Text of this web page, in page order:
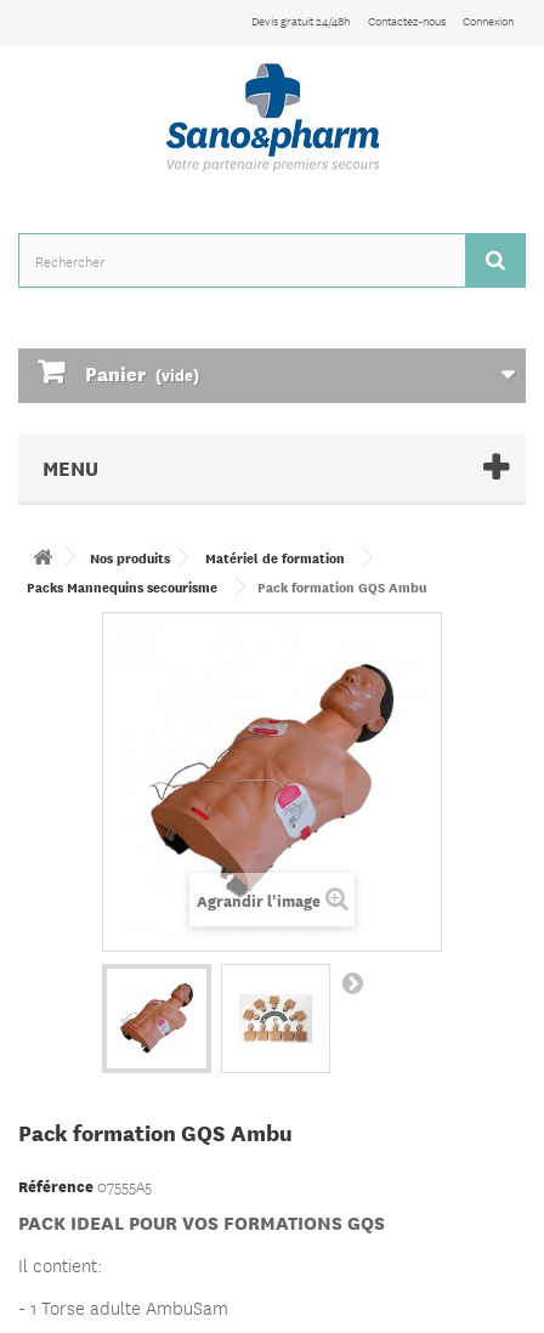
Connexion
Contactez-nous
Devis gratuit 24/48h
Panier (vide)
MENU
Nos produits
Matériel de formation
Packs Mannequins secourisme
Pack formation GQS Ambu
Agrandir l'image
Pack formation GQS Ambu
Référence07555A5
PACK IDEAL POUR VOS FORMATIONS GQS
Il contient:
- 1 Torse adulte AmbuSam